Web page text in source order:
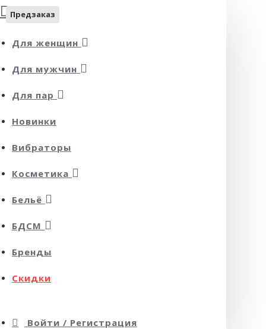
Для женщин
Для мужчин
Для пар
Новинки
Вибраторы
Косметика
Бельё
БДСМ
Бренды
Скидки
Войти / Регистрация
Предзаказ